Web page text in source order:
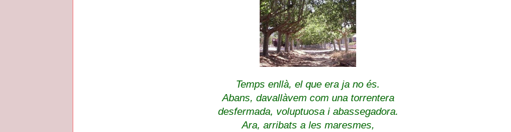
Temps enllà, el que era ja no és.
Abans, davallàvem com una torrentera
desfermada, voluptuosa i abassegadora.
Ara, arribats a les maresmes,